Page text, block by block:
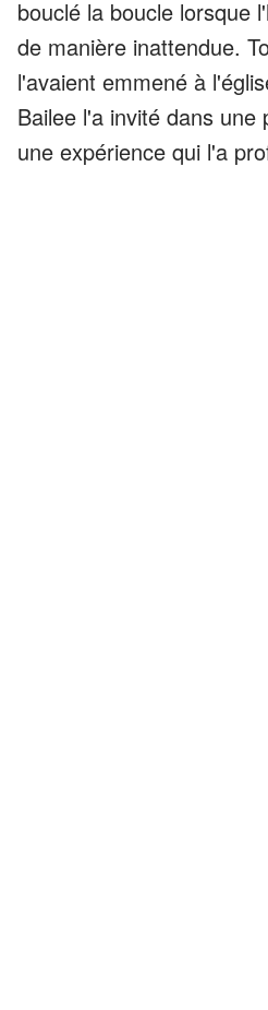
bouclé la boucle lorsque
de manière inattendue.
l'avaient emmené à
Bailee l'a invité dans une
une expérience qui l'a